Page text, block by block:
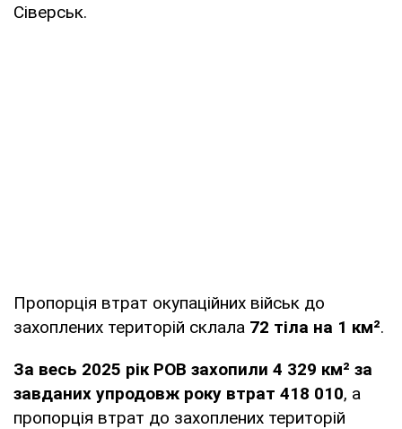
Сіверськ.
Пропорція втрат окупаційних військ до
захоплених територій склала 72 тіла на 1 км².
За весь 2025 рік РОВ захопили 4 329 км² за
завданих упродовж року втрат 418 010, а
пропорція втрат до захоплених територій